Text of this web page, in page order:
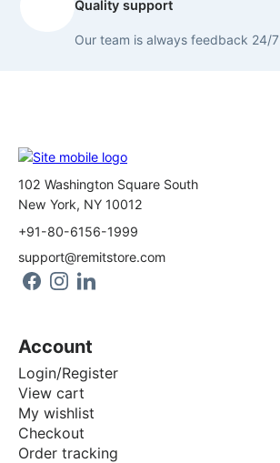
Quality support
Our team is always feedback 24/7
102 Washington Square South
New York, NY 10012
+91-80-6156-1999
support@remitstore.com
Account
Login/Register
View cart
My wishlist
Checkout
Order tracking